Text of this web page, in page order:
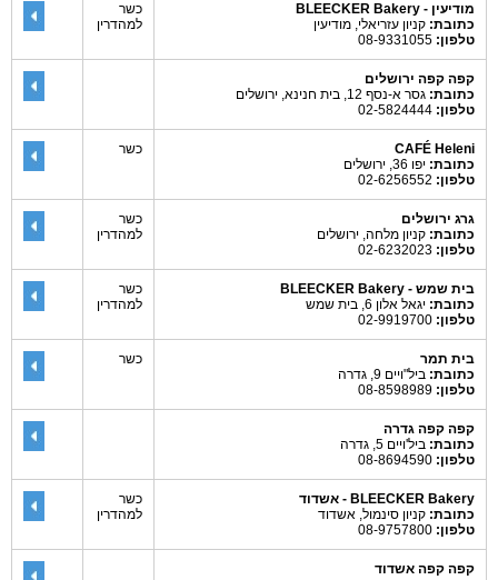
מודיעין - BLEECKER Bakery
כתובת: קניון עזריאלי, מודיעין
טלפון:
כשר
למהדרין
קפה קפה ירושלים
כתובת: גסר א-נסף 12, בית חנינא, ירושלים
טלפון:
CAFÉ Heleni
כתובת: יפו 36, ירושלים
טלפון:
כשר
גרג ירושלים
כתובת: קניון מלחה, ירושלים
טלפון:
כשר
למהדרין
בית שמש - BLEECKER Bakery
כתובת: יגאל אלון 6, בית שמש
טלפון:
כשר
למהדרין
בית תמר
כתובת: ביל"ויים 9, גדרה
טלפון:
כשר
קפה קפה גדרה
כתובת: ביל'ויים 5, גדרה
טלפון:
BLEECKER Bakery - אשדוד
כתובת: קניון סינמול, אשדוד
טלפון:
כשר
למהדרין
קפה קפה אשדוד